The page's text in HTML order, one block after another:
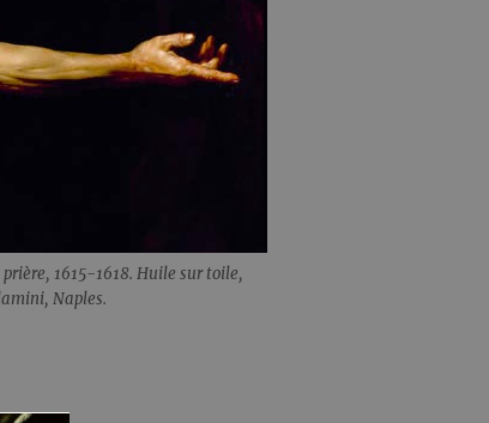
1615-1618. Huile sur toile,
Naples.